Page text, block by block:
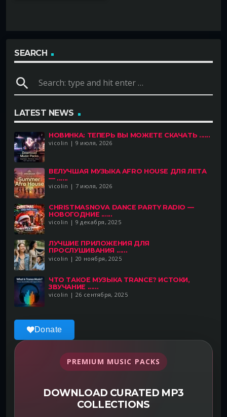
SEARCH
search
LATEST NEWS
НОВИНКА: ТЕПЕРЬ ВЫ МОЖЕТЕ СКАЧАТЬ ......
vicolin | 9 июля, 2026
BEЛУЧШАЯ МУЗЫКА AFRO HOUSE ДЛЯ ЛЕТА
— ......
vicolin | 7 июля, 2026
CHRISTMASNOVA DANCE PARTY RADIO —
НОВОГОДНИЕ ......
vicolin | 9 декабря, 2025
ЛУЧШИЕ ПРИЛОЖЕНИЯ ДЛЯ
ПРОСЛУШИВАНИЯ ......
vicolin | 20 ноября, 2025
ЧТО ТАКОЕ МУЗЫКА TRANCE? ИСТОКИ,
ЗВУЧАНИЕ ......
vicolin | 26 сентября, 2025
Donate
PREMIUM MUSIC PACKS
DOWNLOAD CURATED MP3
COLLECTIONS